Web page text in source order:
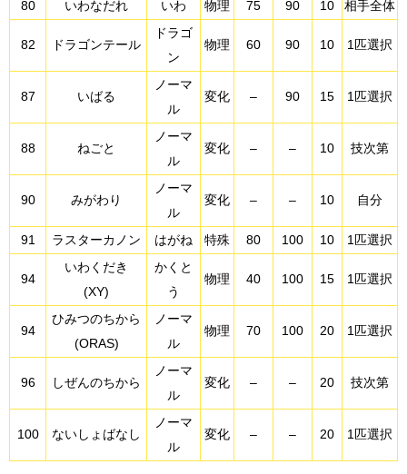
80 いわなだれ いわ 物理 75 90 10 相手全体
82 ドラゴンテール
ドラゴ
ン
物理 60 90 10 1匹選択
87 いばる
ノーマ
ル
変化 – 90 15 1匹選択
88 ねごと
ノーマ
ル
変化 – – 10 技次第
90 みがわり
ノーマ
ル
変化 – – 10 自分
91 ラスターカノン はがね 特殊 80 100 10 1匹選択
94
いわくだき
(XY)
かくと
う
物理 40 100 15 1匹選択
94
ひみつのちから
(ORAS)
ノーマ
ル
物理 70 100 20 1匹選択
96 しぜんのちから
ノーマ
ル
変化 – – 20 技次第
100 ないしょばなし
ノーマ
ル
変化 – – 20 1匹選択